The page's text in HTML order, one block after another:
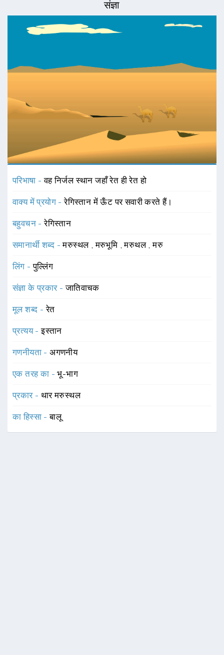
संज्ञा
परिभाषा -वह निर्जल स्थान जहाँ रेत ही रेत हो
वाक्य में प्रयोग -रेगिस्तान में ऊँट पर सवारी करते हैं।
बहुवचन -रेगिस्तान
समानार्थी शब्द -मरुस्थल ,मरुभूमि ,मरुथल ,मरु
लिंग -पुल्लिंग
संज्ञा के प्रकार -जातिवाचक
मूल शब्द -रेत
प्रत्यय -इस्तान
गणनीयता -अगणनीय
एक तरह का -भू-भाग
प्रकार - थार मरुस्थल
का हिस्सा -बालू